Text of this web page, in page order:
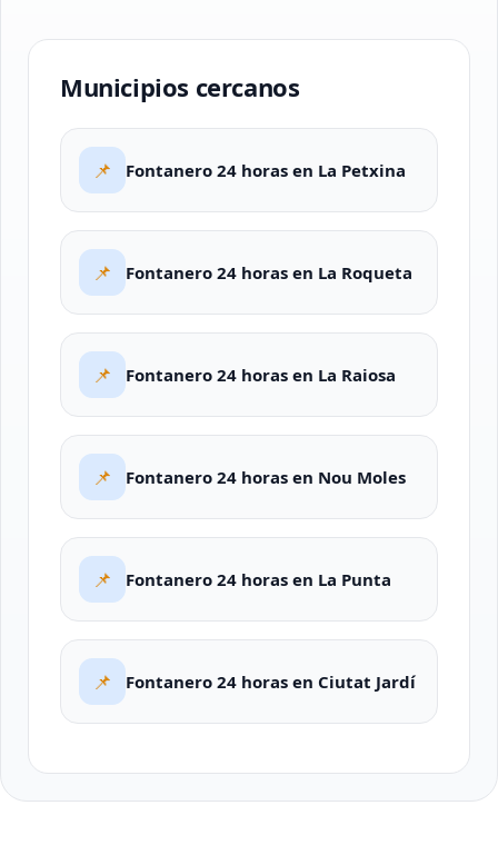
Municipios cercanos
📌 Fontanero 24 horas en La Petxina
📌 Fontanero 24 horas en La Roqueta
📌 Fontanero 24 horas en La Raiosa
📌 Fontanero 24 horas en Nou Moles
📌 Fontanero 24 horas en La Punta
📌 Fontanero 24 horas en Ciutat Jardí